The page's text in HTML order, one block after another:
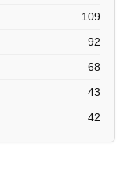
109
92
68
43
42